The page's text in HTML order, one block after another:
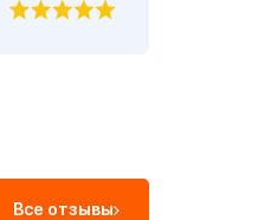
Все отзывы